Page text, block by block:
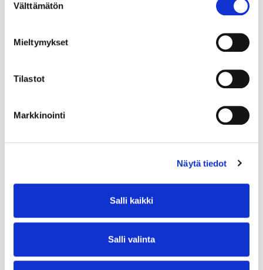
valinta
Välttämätön
Mieltymykset
Tilastot
Markkinointi
Näytä tiedot
Salli kaikki
Salli valinta